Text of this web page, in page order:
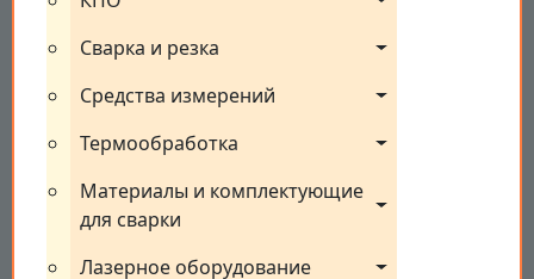
Сварка и резка
Средства измерений
Термообработка
Материалы и комплектующие
для сварки
Лазерное оборудование